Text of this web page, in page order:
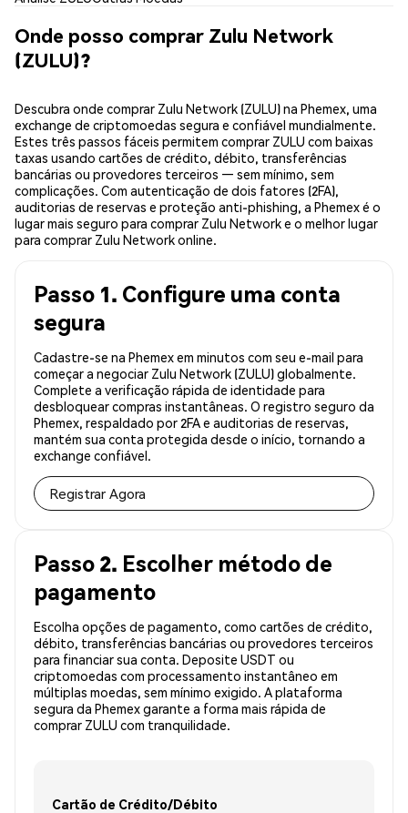
Onde posso comprar Zulu Network
(ZULU)?
Descubra onde comprar Zulu Network (ZULU) na Phemex, uma
exchange de criptomoedas segura e confiável mundialmente.
Estes três passos fáceis permitem comprar ZULU com baixas
taxas usando cartões de crédito, débito, transferências
bancárias ou provedores terceiros — sem mínimo, sem
complicações. Com autenticação de dois fatores (2FA),
auditorias de reservas e proteção anti-phishing, a Phemex é o
lugar mais seguro para comprar Zulu Network e o melhor lugar
para comprar Zulu Network online.
Passo 1. Configure uma conta
segura
Cadastre-se na Phemex em minutos com seu e-mail para
começar a negociar Zulu Network (ZULU) globalmente.
Complete a verificação rápida de identidade para
desbloquear compras instantâneas. O registro seguro da
Phemex, respaldado por 2FA e auditorias de reservas,
mantém sua conta protegida desde o início, tornando a
exchange confiável.
Registrar Agora
Passo 2. Escolher método de
pagamento
Escolha opções de pagamento, como cartões de crédito,
débito, transferências bancárias ou provedores terceiros
para financiar sua conta. Deposite USDT ou
criptomoedas com processamento instantâneo em
múltiplas moedas, sem mínimo exigido. A plataforma
segura da Phemex garante a forma mais rápida de
comprar ZULU com tranquilidade.
Cartão de Crédito/Débito